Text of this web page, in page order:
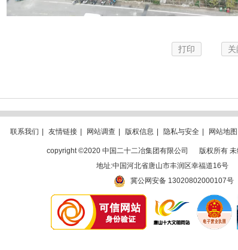
打印 关
联系我们 友情链接 网站调查 版权信息 隐私与安全 网站地图
copyright ©2020 中国二十二冶集团有限公司 版权所有
地址:中国河北省唐山市丰润区幸福道16号
冀公网安备 13020802000107号